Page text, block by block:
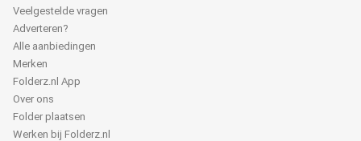
Veelgestelde vragen
Adverteren?
Alle aanbiedingen
Merken
Folderz.nl App
Over ons
Folder plaatsen
Werken bij Folderz.nl